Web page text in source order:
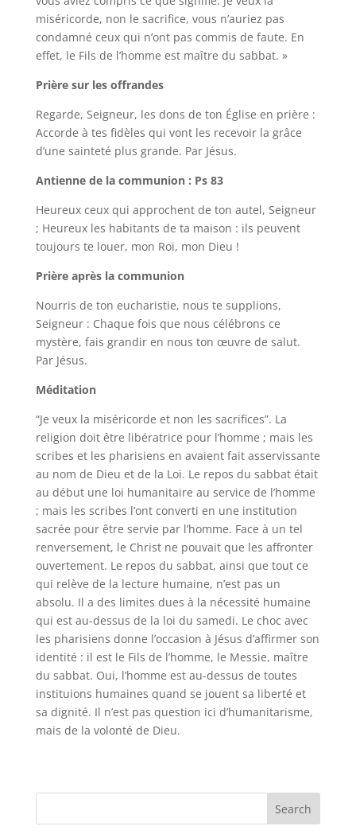
miséricorde, non le sacrifice, vous n’auriez pas
condamné ceux qui n’ont pas commis de faute. En
effet, le Fils de l’homme est maître du sabbat. »
Prière sur les offrandes
Regarde, Seigneur, les dons de ton Église en prière :
Accorde à tes fidèles qui vont les recevoir la grâce
d’une sainteté plus grande. Par Jésus.
Antienne de la communion : Ps 83
Heureux ceux qui approchent de ton autel, Seigneur
; Heureux les habitants de ta maison : ils peuvent
toujours te louer, mon Roi, mon Dieu !
Prière après la communion
Nourris de ton eucharistie, nous te supplions,
Seigneur : Chaque fois que nous célébrons ce
mystère, fais grandir en nous ton œuvre de salut.
Par Jésus.
Méditation
“Je veux la miséricorde et non les sacrifices”. La
religion doit être libératrice pour l’homme ; mais les
scribes et les pharisiens en avaient fait asservissante
au nom de Dieu et de la Loi. Le repos du sabbat était
au début une loi humanitaire au service de l’homme
; mais les scribes l’ont converti en une institution
sacrée pour être servie par l’homme. Face à un tel
renversement, le Christ ne pouvait que les affronter
ouvertement. Le repos du sabbat, ainsi que tout ce
qui relève de la lecture humaine, n’est pas un
absolu. Il a des limites dues à la nécessité humaine
qui est au-dessus de la loi du samedi. Le choc avec
les pharisiens donne l’occasion à Jésus d’affirmer son
identité : il est le Fils de l’homme, le Messie, maître
du sabbat. Oui, l’homme est au-dessus de toutes
instituions humaines quand se jouent sa liberté et
sa dignité. Il n’est pas question ici d’humanitarisme,
mais de la volonté de Dieu.
Search